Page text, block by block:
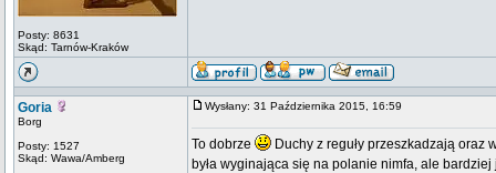
Posty: 8631
Skąd: Tarnów-Kraków
Goria
Borg
Posty: 1527
Skąd: Wawa/Amberg
Wysłany: 31 Października 2015, 16:59
To dobrze
Duchy z reguły przeszkadzają oraz
była wyginająca się na polanie nimfa, ale